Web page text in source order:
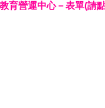
育營運中心－表單(請